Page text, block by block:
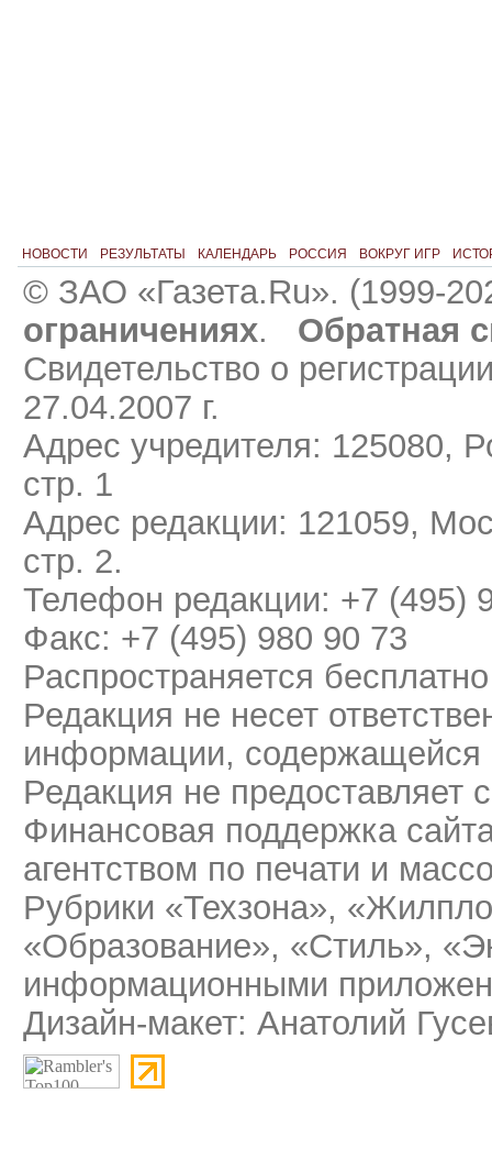
НОВОСТИ РЕЗУЛЬТАТЫ КАЛЕНДАРЬ РОССИЯ ВОКРУГ ИГР
© ЗАО «Газета.Ru». (1999-
ограничениях.
Обратная
Свидетельство о
27.04.2007 г.
Адрес учредителя: 125080,
стр. 1
Адрес редакции: 121059,
стр. 2.
Телефон редакции: +7 (495)
Факс: +7 (495) 980 90 73
Распространяется бесплатно
Редакция не несет
информации, содержащейся
Редакция не предоставляет
Финансовая поддержка
агентством по печати и
Рубрики «Техзона»,
«Образование», «Стиль»,
информационными
Дизайн-макет: Анатолий